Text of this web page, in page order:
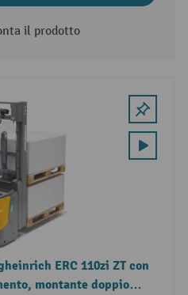
il prodotto
ERC 110zi ZT con
montante doppio